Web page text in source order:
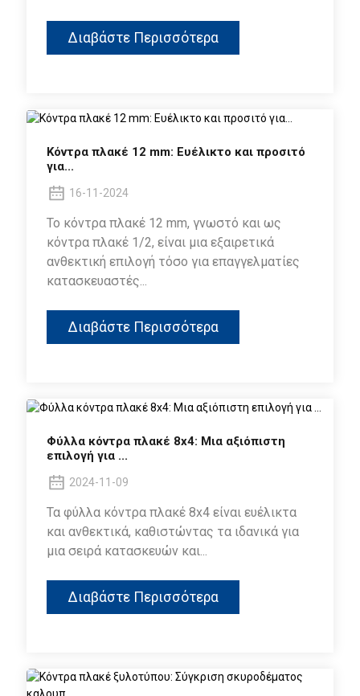
Διαβάστε Περισσότερα
Κόντρα πλακέ 12 mm: Ευέλικτο και προσιτό
για...
16-11-2024
Το κόντρα πλακέ 12 mm, γνωστό και ως
κόντρα πλακέ 1/2, είναι μια εξαιρετικά
ανθεκτική επιλογή τόσο για επαγγελματίες
κατασκευαστές...
Διαβάστε Περισσότερα
Φύλλα κόντρα πλακέ 8x4: Μια αξιόπιστη
επιλογή για ...
2024-11-09
Τα φύλλα κόντρα πλακέ 8x4 είναι ευέλικτα
και ανθεκτικά, καθιστώντας τα ιδανικά για
μια σειρά κατασκευών και...
Διαβάστε Περισσότερα